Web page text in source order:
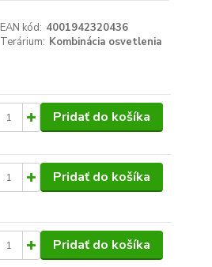
EAN kód: 4001942320436
Terárium: Kombinácia osvetlenia
Pridať do košíka
Pridať do košíka
Pridať do košíka